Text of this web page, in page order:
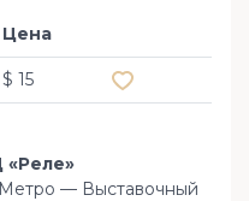
Цена
$ 15
«Реле»
Метро — Выставочный